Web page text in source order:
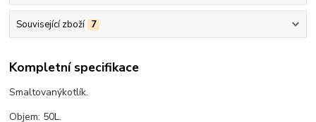
Související zboží 7
Kompletní specifikace
Smaltovanýkotlík.
Objem: 50L.